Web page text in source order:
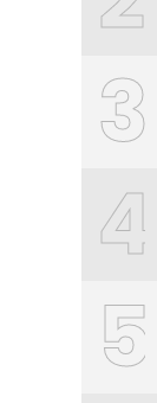
3
4
5